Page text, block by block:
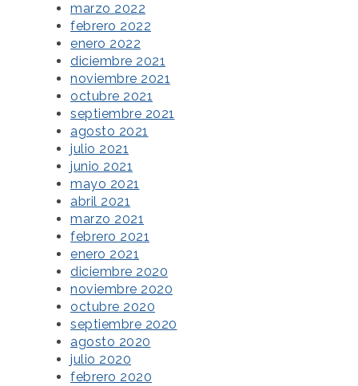
marzo 2022
febrero 2022
enero 2022
diciembre 2021
noviembre 2021
octubre 2021
septiembre 2021
agosto 2021
julio 2021
junio 2021
mayo 2021
abril 2021
marzo 2021
febrero 2021
enero 2021
diciembre 2020
noviembre 2020
octubre 2020
septiembre 2020
agosto 2020
julio 2020
febrero 2020